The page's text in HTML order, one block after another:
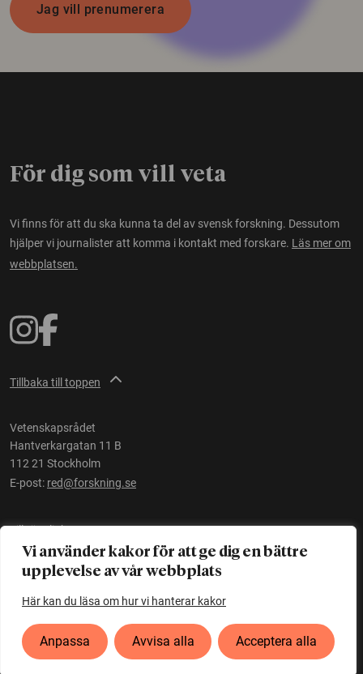
Vi använder kakor för att ge dig en bättre
upplevelse av vår webbplats
Här kan du läsa om hur vi hanterar kakor
Anpassa Avvisa alla Acceptera alla
Jag vill prenumerera
För dig som vill veta
Vi finns för att du ska kunna ta del av svensk forskning. Dessutom
hjälper vi journalister att komma i kontakt med forskare. Läs mer om
webbplatsen.
Tillbaka till toppen
Vetenskapsrådet
Hantverkargatan 11 B
112 21 Stockholm
E-post: red@forskning.se
Tillgänglighet
Ett initiativ avVetenskapsrådet